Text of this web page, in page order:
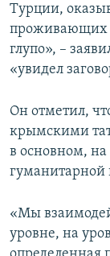
Турции,
проживающих
глупо», –
«увидел
Он отметил,
крымскими
в основном, на
гуманитарной
«Мы
уровне, на